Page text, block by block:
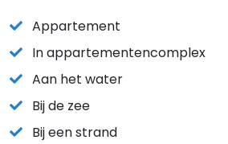
Appartement
In appartementencomplex
Aan het water
Bij de zee
Bij een strand